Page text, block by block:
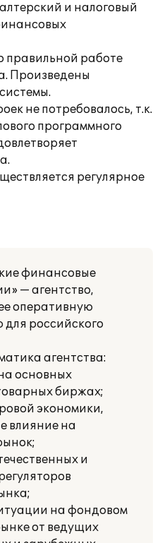
и налоговый
правильной работе
Произведены
не потребовалось, т.к.
программного
регулярное
финансовые
— агентство,
оперативную
российского
агентства:
основных
биржах;
экономики,
влияние на
и
на фондовом
от ведущих